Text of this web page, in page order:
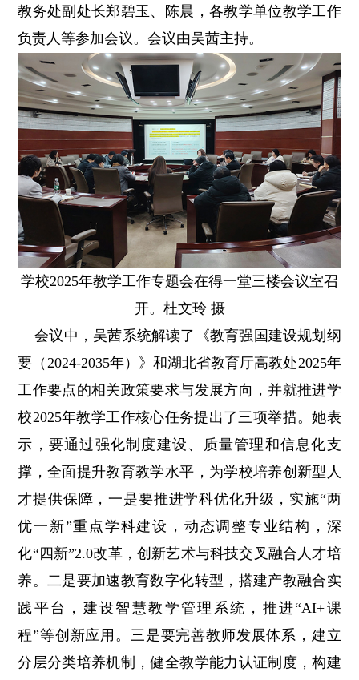
教务处副处长郑碧玉、陈晨，各教学单位教学工作
负责人等参加会议。会议由吴茜主持。
学校2025年教学工作专题会在得一堂三楼会议室召
开。杜文玲 摄
会议中，吴茜系统解读了《教育强国建设规划纲
要（2024-2035年）》和湖北省教育厅高教处2025年
工作要点的相关政策要求与发展方向，并就推进学
校2025年教学工作核心任务提出了三项举措。她表
示，要通过强化制度建设、质量管理和信息化支
撑，全面提升教育教学水平，为学校培养创新型人
才提供保障，一是要推进学科优化升级，实施“两
优一新”重点学科建设，动态调整专业结构，深
化“四新”2.0改革，创新艺术与科技交叉融合人才培
养。二是要加速教育数字化转型，搭建产教融合实
践平台，建设智慧教学管理系统，推进“AI+课
程”等创新应用。三是要完善教师发展体系，建立
分层分类培养机制，健全教学能力认证制度，构建